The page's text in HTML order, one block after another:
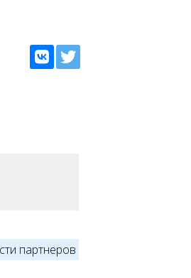
партнеров